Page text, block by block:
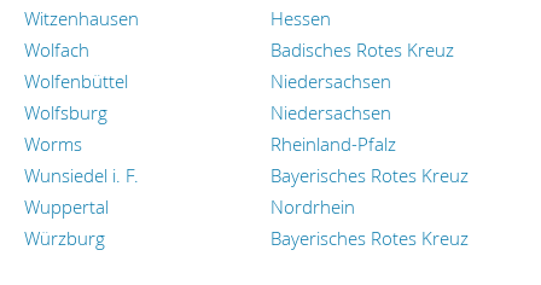
Witzenhausen
Hessen
Wolfach
Badisches Rotes Kreuz
Wolfenbüttel
Niedersachsen
Wolfsburg
Niedersachsen
Worms
Rheinland-Pfalz
Wunsiedel i. F.
Bayerisches Rotes Kreuz
Wuppertal
Nordrhein
Würzburg
Bayerisches Rotes Kreuz